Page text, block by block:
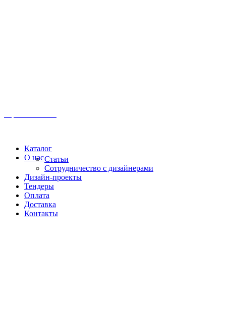
Каталог
О насСтатьи
Сотрудничество с дизайнерами
Дизайн-проекты
Тендеры
Оплата
Доставка
Контакты